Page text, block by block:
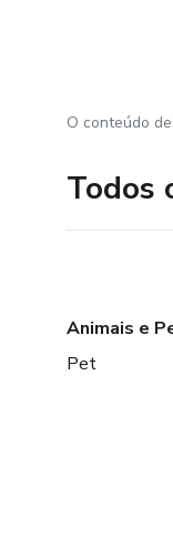
O conteúdo
Todos
Animais e
Pet